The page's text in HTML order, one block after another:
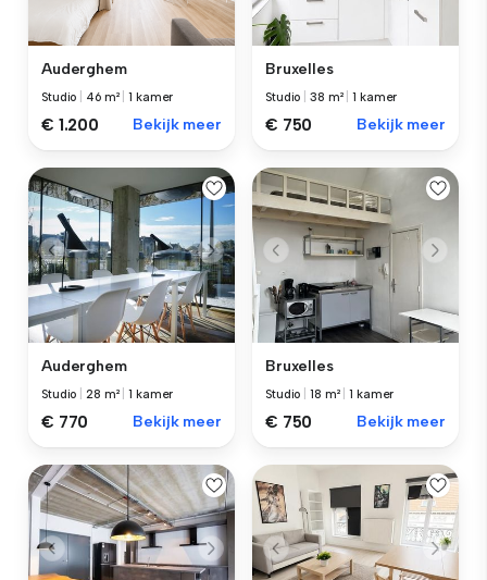
Auderghem
Studio 46 m² |1 kamer
€ 1.200 Bekijk meer
Bruxelles
Studio |38 m² |1 kamer
€ 750 Bekijk meer
Auderghem
Studio |28 m² |1 kamer
€ 770 Bekijk meer
Bruxelles
Studio |18 m² |1 kamer
€ 750 Bekijk meer